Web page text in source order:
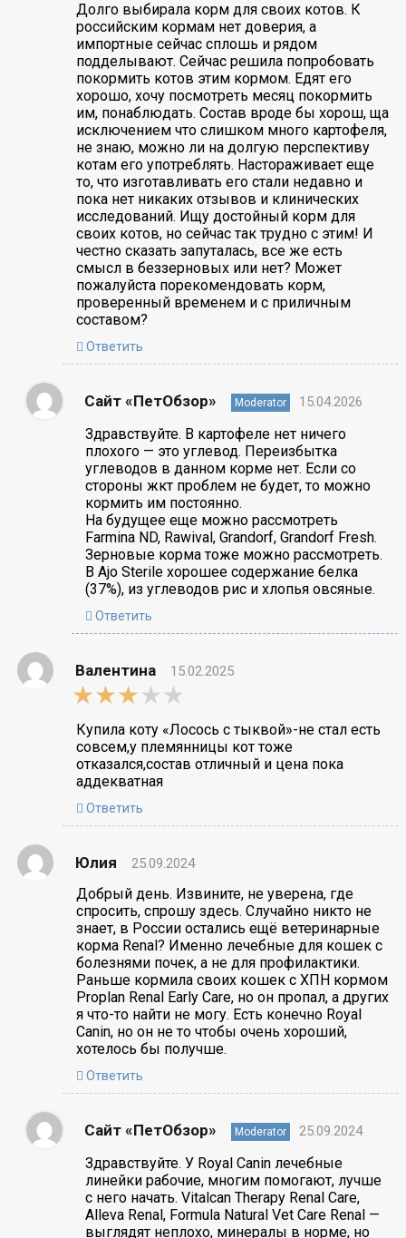
Долго выбирала корм для своих котов. К
российским кормам нет доверия, а
импортные сейчас сплошь и рядом
подделывают. Сейчас решила попробовать
покормить котов этим кормом. Едят его
хорошо, хочу посмотреть месяц покормить
им, понаблюдать. Состав вроде бы хорош, ща
исключением что слишком много картофеля,
не знаю, можно ли на долгую перспективу
котам его употреблять. Настораживает еще
то, что изготавливать его стали недавно и
пока нет никаких отзывов и клинических
исследований. Ищу достойный корм для
своих котов, но сейчас так трудно с этим! И
честно сказать запуталась, все же есть
смысл в беззерновых или нет? Может
пожалуйста порекомендовать корм,
проверенный временем и с приличным
составом?
Ответить
Сайт «ПетОбзор» Moderator 15.04.2026
Здравствуйте. В картофеле нет ничего
плохого — это углевод. Переизбытка
углеводов в данном корме нет. Если со
стороны жкт проблем не будет, то можно
кормить им постоянно.
На будущее еще можно рассмотреть
Farmina ND, Rawival, Grandorf, Grandorf Fresh.
Зерновые корма тоже можно рассмотреть.
В Ajo Sterile хорошее содержание белка
(37%), из углеводов рис и хлопья овсяные.
Ответить
Валентина
15.02.2025
3,0
rating
Купила коту «Лосось с тыквой»-не стал есть
совсем,у племянницы кот тоже
отказался,состав отличный и цена пока
аддекватная
Ответить
Юлия 25.09.2024
Добрый день. Извините, не уверена, где
спросить, спрошу здесь. Случайно никто не
знает, в России остались ещё ветеринарные
корма Renal? Именно лечебные для кошек с
болезнями почек, а не для профилактики.
Раньше кормила своих кошек с ХПН кормом
Proplan Renal Early Care, но он пропал, а других
я что-то найти не могу. Есть конечно Royal
Canin, но он не то чтобы очень хороший,
хотелось бы получше.
Ответить
Сайт «ПетОбзор» Moderator 25.09.2024
Здравствуйте. У Royal Canin лечебные
линейки рабочие, многим помогают, лучше
с него начать. Vitalcan Therapy Renal Care,
Alleva Renal, Formula Natural Vet Care Renal —
выглядят неплохо, минералы в норме, но